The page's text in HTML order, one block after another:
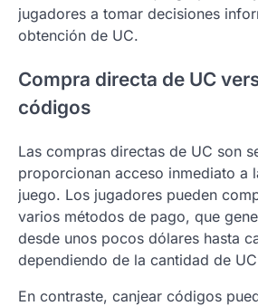
jugadores a tomar decisiones
obtención de UC.
Compra directa de UC
códigos
Las compras directas de UC son
proporcionan acceso inmediato a
juego. Los jugadores pueden
varios métodos de pago, que
desde unos pocos dólares hasta
dependiendo de la cantidad de
En contraste, canjear códigos